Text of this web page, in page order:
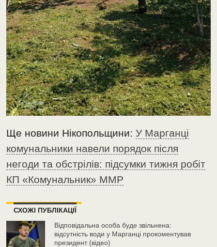
Ще новини Нікопольщини:У Марганці
комунальники навели порядок після
негоди та обстрілів: підсумки тижня робіт
КП «Комунальник» ММР
СХОЖІ ПУБЛІКАЦІЇ
Відповідальна особа буде звільнена:
відсутність води у Марганці прокоментував
президент (відео)